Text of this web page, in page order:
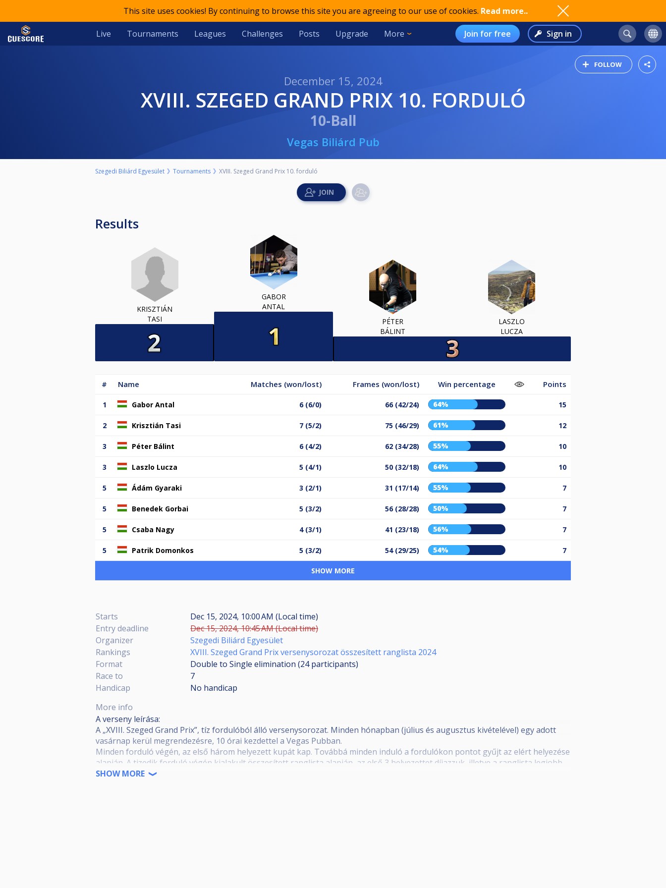
This site uses cookies! By continuing to browse this site you are agreeing to our use of cookies. Read more..
Live Tournaments Leagues Challenges Posts Upgrade More Join for free Sign in
FOLLOW
December 15, 2024
XVIII. SZEGED GRAND PRIX 10. FORDULÓ
10-Ball
Vegas Biliárd Pub
Szegedi Biliárd Egyesület Tournaments XVIII. Szeged Grand Prix 10. forduló
Results
KRISZTIÁN
TASI
GABOR
ANTAL
PÉTER
BÁLINT
LASZLO
LUCZA
# Name Matches (won/lost) Frames (won/lost) Win percentage Points
1 Gabor Antal 6 (6/0) 66 (42/24) 64% 15
2 Krisztián Tasi 7 (5/2) 75 (46/29) 61% 12
3 Péter Bálint 6 (4/2) 62 (34/28) 55% 10
3 Laszlo Lucza 5 (4/1) 50 (32/18) 64% 10
5 Ádám Gyaraki 3 (2/1) 31 (17/14) 55% 7
5 Benedek Gorbai 5 (3/2) 56 (28/28) 50% 7
5 Csaba Nagy 4 (3/1) 41 (23/18) 56% 7
5 Patrik Domonkos 5 (3/2) 54 (29/25) 54% 7
SHOW MORE
Starts
Dec 15, 2024, 10:00 AM (Local time)
Entry deadline
Dec 15, 2024, 10:45 AM (Local time)
Organizer
Szegedi Biliárd Egyesület
Rankings
XVIII. Szeged Grand Prix versenysorozat összesített ranglista 2024
Format
Double to Single elimination (24participants)
Race to
7
Handicap
No handicap
More info
A verseny leírása:
A „XVIII. Szeged Grand Prix”, tíz fordulóból álló versenysorozat. Minden hónapban (július és augusztus kivételével) egy adott
vasárnap kerül megrendezésre, 10 órai kezdettel a Vegas Pubban.
Minden forduló végén, az első három helyezett kupát kap. Továbbá minden induló a fordulókon pontot gyűjt az elért helyezése
alapján. A tizedik forduló végén kialakult összesített ranglista alapján, az első 3 helyezettet díjazzuk, illetve a ranglista legjobb
16 helyezettje meghívást kap a „XVIII. Szeged Grand Prix Döntő” versenyre. A döntőbe jutás feltétele még, a legalább 6 fordulón
SHOW MORE